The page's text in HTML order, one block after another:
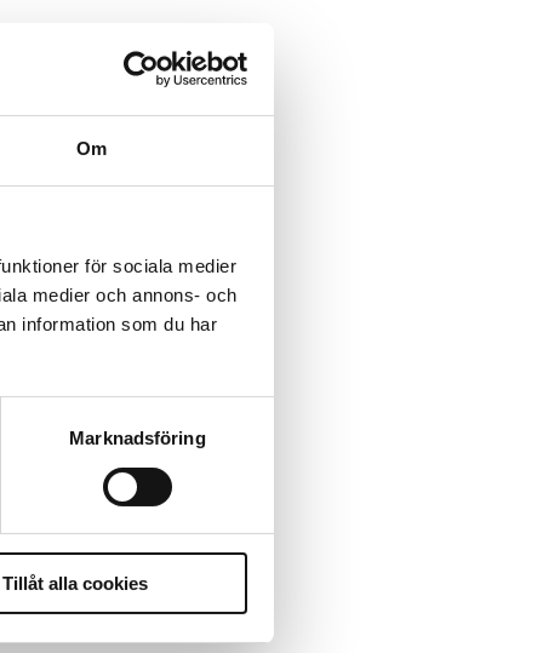
Om
för sociala medier
medier och annons- och
information som du har
Marknadsföring
Tillåt alla cookies